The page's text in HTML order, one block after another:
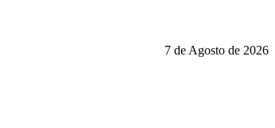
7 de Agosto de 2026